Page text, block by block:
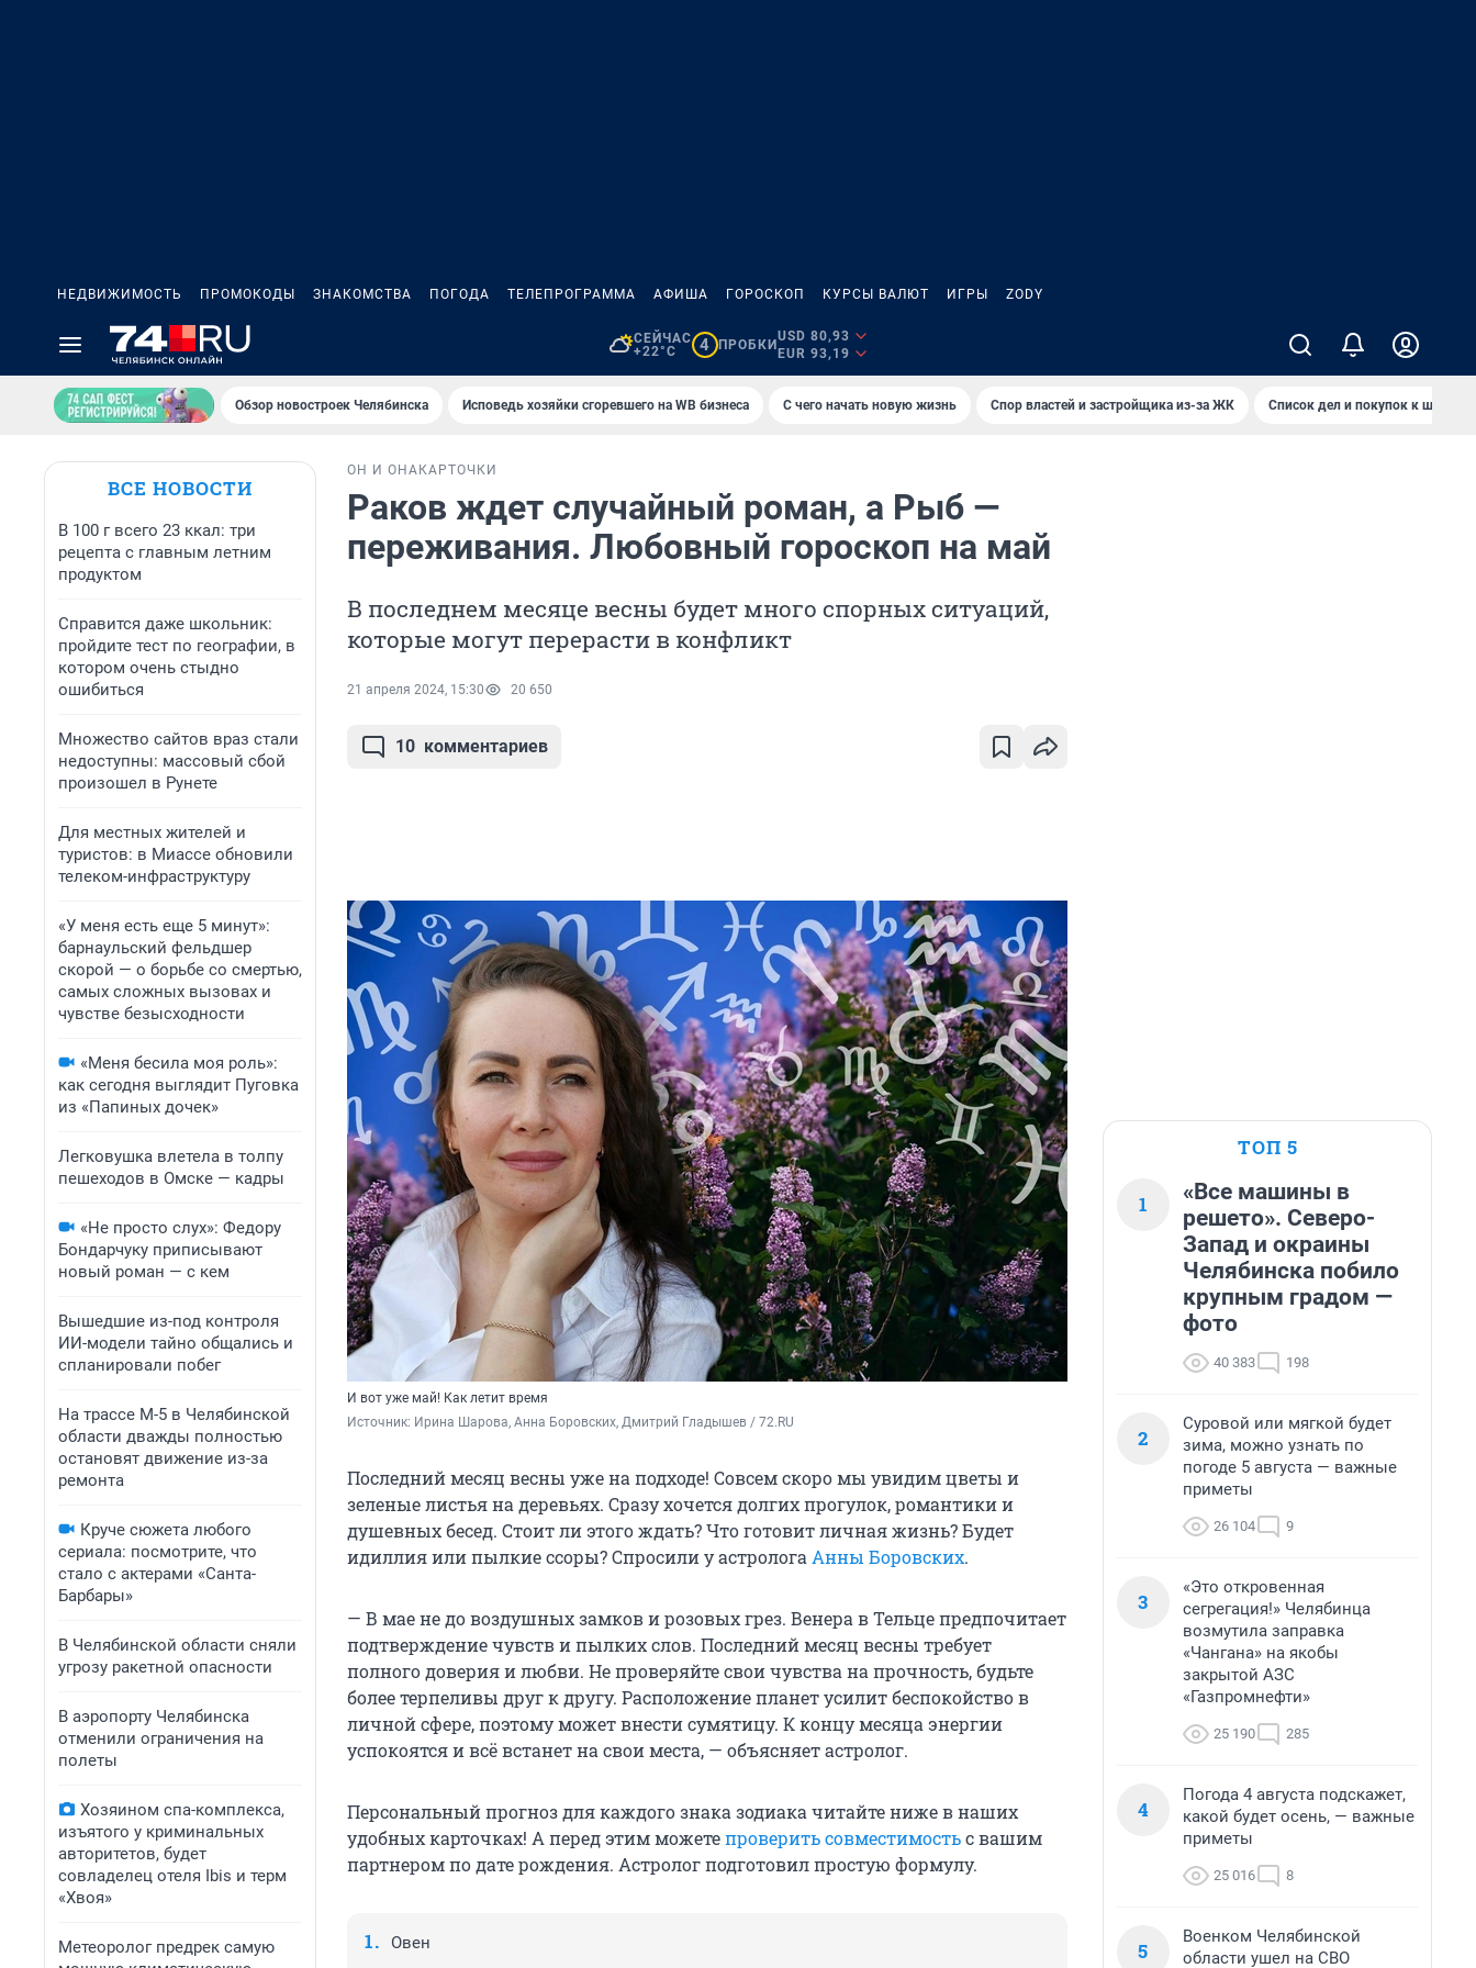
НЕДВИЖИМОСТЬ ПРОМОКОДЫ ЗНАКОМСТВА ПОГОДА ТЕЛЕПРОГРАММА АФИША ГОРОСКОП КУРСЫ ВАЛЮТ ИГРЫ ZODY
СЕЙЧАС
+22°C
4 ПРОБКИ
USD 80,93
EUR 93,19
Обзор новостроек Челябинска Исповедь хозяйки сгоревшего на WB бизнеса С чего начать новую жизнь Спор властей и застройщика из-за ЖК Список дел и покупок к школе
ВСЕ НОВОСТИ
В 100 г всего 23 ккал: три
рецепта с главным летним
продуктом
Справится даже школьник:
пройдите тест по географии, в
котором очень стыдно
ошибиться
Множество сайтов враз стали
недоступны: массовый сбой
произошел в Рунете
Для местных жителей и
туристов: в Миассе обновили
телеком-инфраструктуру
«У меня есть еще 5 минут»:
барнаульский фельдшер
скорой — о борьбе со смертью,
самых сложных вызовах и
чувстве безысходности
«Меня бесила моя роль»:
как сегодня выглядит Пуговка
из «Папиных дочек»
Легковушка влетела в толпу
пешеходов в Омске — кадры
«Не просто слух»: Федору
Бондарчуку приписывают
новый роман — с кем
Вышедшие из-под контроля
ИИ-модели тайно общались и
спланировали побег
На трассе М-5 в Челябинской
области дважды полностью
остановят движение из-за
ремонта
Круче сюжета любого
сериала: посмотрите, что
стало с актерами «Санта-
Барбары»
В Челябинской области сняли
угрозу ракетной опасности
В аэропорту Челябинска
отменили ограничения на
полеты
Хозяином спа-комплекса,
изъятого у криминальных
авторитетов, будет
совладелец отеля Ibis и терм
«Хвоя»
Метеоролог предрек самую
ОН И ОНА КАРТОЧКИ
Раков ждет случайный роман, а Рыб —
переживания. Любовный гороскоп на май
В последнем месяце весны будет много спорных ситуаций,
которые могут перерасти в конфликт
21 апреля 2024, 15:30 20 650
10 комментариев
И вот уже май! Как летит время
Источник: Ирина Шарова, Анна Боровских, Дмитрий Гладышев / 72.RU
Последний месяц весны уже на подходе! Совсем скоро мы увидим цветы и
зеленые листья на деревьях. Сразу хочется долгих прогулок, романтики и
душевных бесед. Стоит ли этого ждать? Что готовит личная жизнь? Будет
идиллия или пылкие ссоры? Спросили у астролога Анны Боровских.
— В мае не до воздушных замков и розовых грез. Венера в Тельце предпочитает
подтверждение чувств и пылких слов. Последний месяц весны требует
полного доверия и любви. Не проверяйте свои чувства на прочность, будьте
более терпеливы друг к другу. Расположение планет усилит беспокойство в
личной сфере, поэтому может внести сумятицу. К концу месяца энергии
успокоятся и всё встанет на свои места, — объясняет астролог.
Персональный прогноз для каждого знака зодиака читайте ниже в наших
удобных карточках! А перед этим можетепроверить совместимостьс вашим
партнером по дате рождения. Астролог подготовил простую формулу.
Овен
ТОП 5
1
«Все машины в
решето». Северо-
Запад и окраины
Челябинска побило
крупным градом —
фото
40 383 198
2
Суровой или мягкой будет
зима, можно узнать по
погоде 5 августа — важные
приметы
26 104 9
3
«Это откровенная
сегрегация!» Челябинца
возмутила заправка
«Чангана» на якобы
закрытой АЗС
«Газпромнефти»
25 190 285
4
Погода 4 августа подскажет,
какой будет осень, — важные
приметы
25 016 8
5
Военком Челябинской
области ушел на СВО